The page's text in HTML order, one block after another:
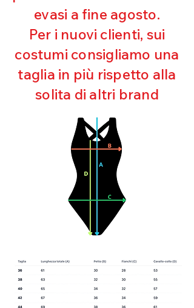
Ottima copertura
Ultra cloro resistente
Mantenimento della forma
Perfetta vestibilità
Asciugatura rapida
Bielastico
evasi a fine agosto.
Per i nuovi clienti, sui
costumi consigliamo una
taglia in più rispetto alla
solita di altri brand